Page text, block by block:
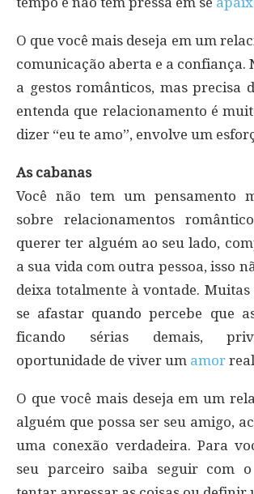
O que você mais deseja em um
comunicação aberta e a confiança.
a gestos românticos, mas precisa
entenda que relacionamento é
dizer “eu te amo”, envolve um
As cabanas
Você não tem um pensamento
sobre relacionamentos
querer ter alguém ao seu lado,
a sua vida com outra pessoa, isso
deixa totalmente à vontade. Muitas
se afastar quando percebe que
ficando sérias demais,
oportunidade de viver um amor
O que você mais deseja em um
alguém que possa ser seu amigo,
uma conexão verdadeira. Para
seu parceiro saiba seguir com